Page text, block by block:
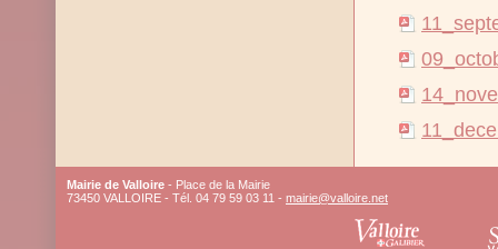
Mairie de Valloire - Place de la Mairie
73450 VALLOIRE - Tél. 04 79 59 03 11 - mairie@valloire.net